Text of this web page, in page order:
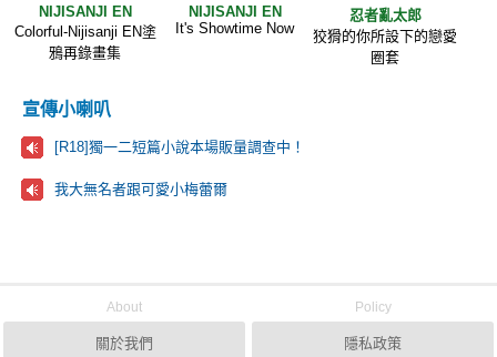
NIJISANJI EN
Colorful-Nijisanji EN塗
鴉再錄畫集
NIJISANJI EN
It's Showtime Now
忍者亂太郎
狡猾的你所設下的戀愛
圈套
宣傳小喇叭
[R18]獨一二短篇小說本場販量調查中！
我大無名者跟可愛小梅蕾爾
About
關於我們
Policy
隱私政策